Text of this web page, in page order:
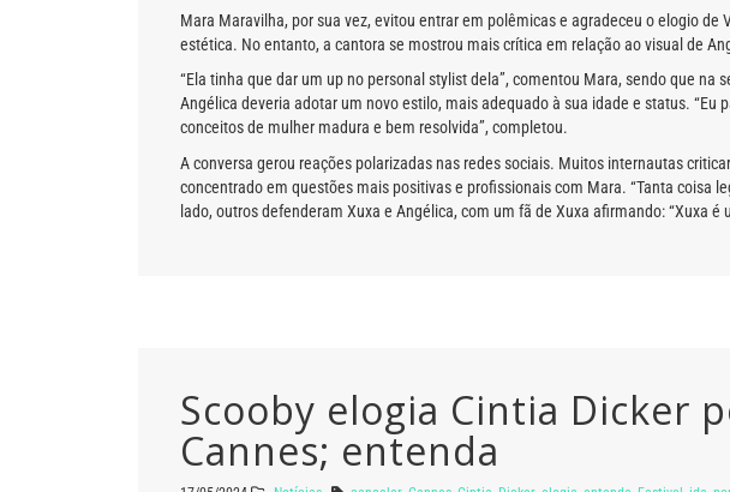
Mara Maravilha, por sua vez, evitou entrar em polêmicas e agradeceu o elogio
estética. No entanto, a cantora se mostrou mais crítica em relação ao visual de
“Ela tinha que dar um up no personal stylist dela”, comentou Mara, sendo que
Angélica deveria adotar um novo estilo, mais adequado à sua idade e status.
conceitos de mulher madura e bem resolvida”, completou.
A conversa gerou reações polarizadas nas redes sociais. Muitos internautas
concentrado em questões mais positivas e profissionais com Mara. “Tanta coisa
lado, outros defenderam Xuxa e Angélica, com um fã de Xuxa afirmando: “Xuxa é
Scooby elogia Cintia Dicker
Cannes; entenda